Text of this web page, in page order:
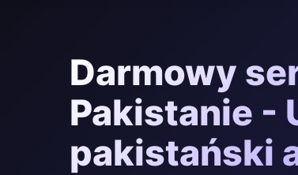
Darmowy
Pakistanie -
pakistański